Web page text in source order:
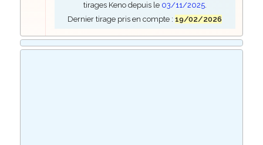
tirages Keno depuis le 03/11/2025.
Dernier tirage pris en compte :19/02/2026